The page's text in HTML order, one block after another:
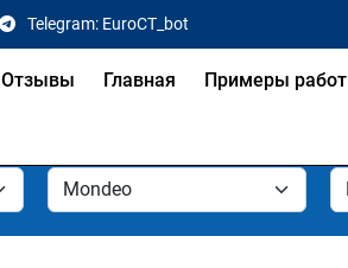
Telegram: EuroCT_bot
Отзывы Главная Примеры работ